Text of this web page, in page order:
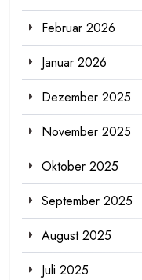
Februar 2026
Januar 2026
Dezember 2025
November 2025
Oktober 2025
September 2025
August 2025
Juli 2025